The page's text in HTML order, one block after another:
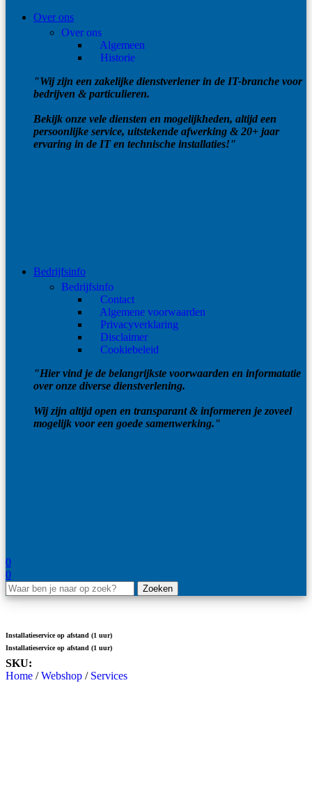
Over ons
Over ons
Algemeen
Historie
"Wij zijn een zakelijke dienstverlener in de IT-branche voor
bedrijven & particulieren.
Bekijk onze vele diensten en mogelijkheden, altijd een
persoonlijke service, uitstekende afwerking & 20+ jaar
ervaring in de IT en technische installaties!"
Bedrijfsinfo
Bedrijfsinfo
Contact
Algemene voorwaarden
Privacyverklaring
Disclaimer
Cookiebeleid
"Hier vind je de belangrijkste voorwaarden en informatatie
over onze diverse dienstverlening.
Wij zijn altijd open en transparant & informeren je zoveel
mogelijk voor een goede samenwerking."
0
0
Zoeken
Installatieservice op afstand (1 uur)
Installatieservice op afstand (1 uur)
SKU:
Home / Webshop / Services